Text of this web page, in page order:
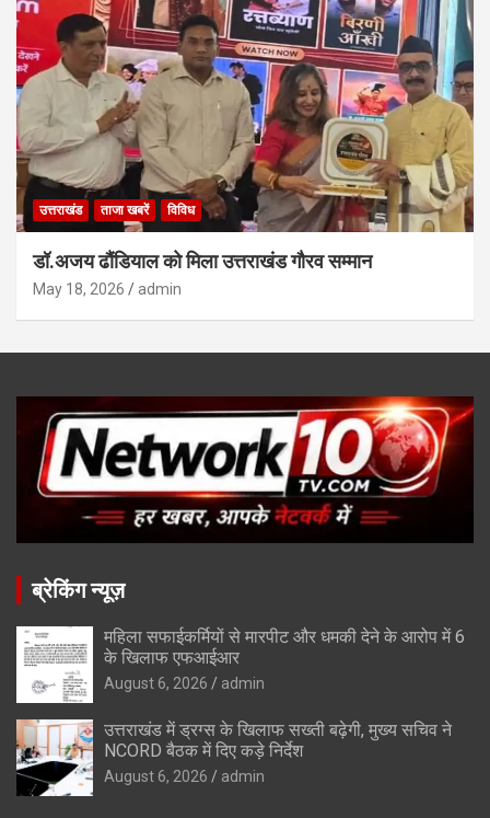
उत्तराखंड ताजा खबरें विविध
डॉ.अजय ढौंडियाल को मिला उत्तराखंड गौरव सम्मान
May 18, 2026 admin
ब्रेकिंग न्यूज़
महिला सफाईकर्मियों से मारपीट और धमकी देने के आरोप में 6
के खिलाफ एफआईआर
August 6, 2026 admin
उत्तराखंड में ड्रग्स के खिलाफ सख्ती बढ़ेगी, मुख्य सचिव ने
NCORD बैठक में दिए कड़े निर्देश
August 6, 2026 admin